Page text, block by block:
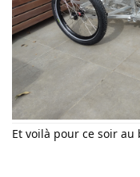
Et voilà pour ce soir au